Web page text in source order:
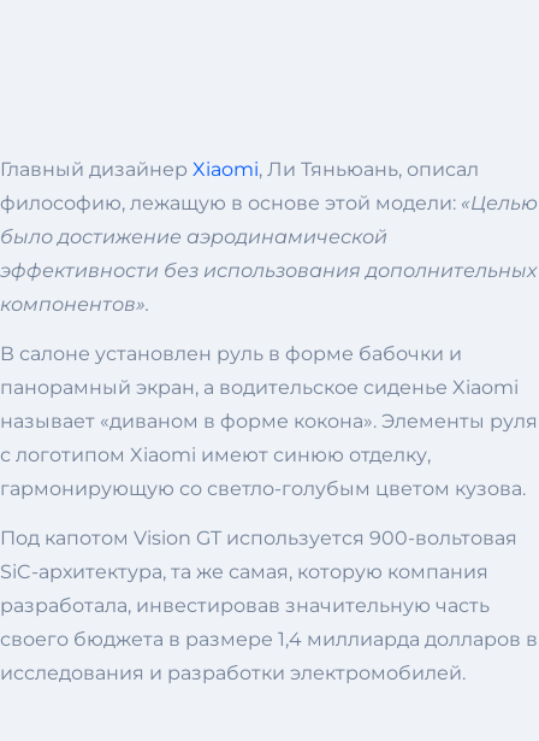
Главный дизайнер Xiaomi, Ли Тяньюань, описал
философию, лежащую в основе этой модели: «Целью
было достижение аэродинамической
эффективности без использования дополнительных
компонентов».
В салоне установлен руль в форме бабочки и
панорамный экран, а водительское сиденье Xiaomi
называет «диваном в форме кокона». Элементы руля
с логотипом Xiaomi имеют синюю отделку,
гармонирующую со светло-голубым цветом кузова.
Под капотом Vision GT используется 900-вольтовая
SiC-архитектура, та же самая, которую компания
разработала, инвестировав значительную часть
своего бюджета в размере 1,4 миллиарда долларов в
исследования и разработки электромобилей.